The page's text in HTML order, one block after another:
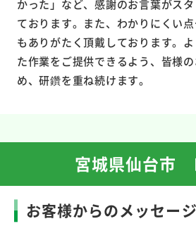
かった」など、感謝のお言葉がス
ております。また、わかりにくい
もありがたく頂戴しております。
た作業をご提供できるよう、皆様
め、研鑽を重ね続けます。
宮城県仙台市
お客様からのメッセージ